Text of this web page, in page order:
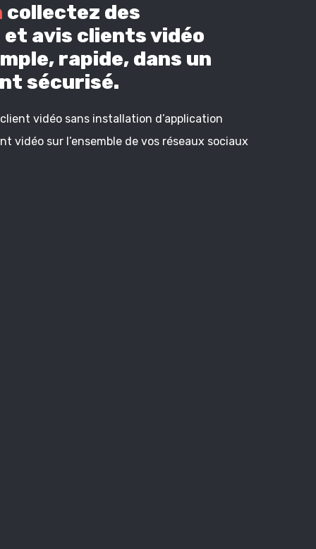
collectez des
et avis clients vidéo
rapide, dans un
sécurisé.
vidéo sans installation d’application
vidéo sur l’ensemble de vos réseaux sociaux